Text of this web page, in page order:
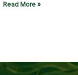
Read More »